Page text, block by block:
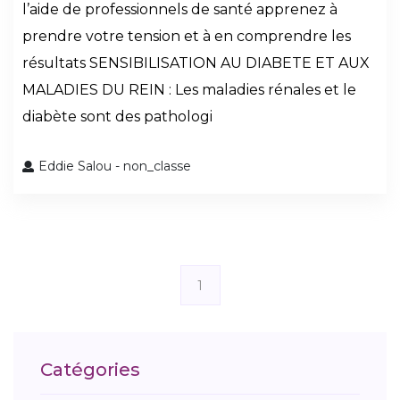
l’aide de professionnels de santé apprenez à
prendre votre tension et à en comprendre les
résultats SENSIBILISATION AU DIABETE ET AUX
MALADIES DU REIN : Les maladies rénales et le
diabète sont des pathologi
Eddie Salou - non_classe
1
Catégories